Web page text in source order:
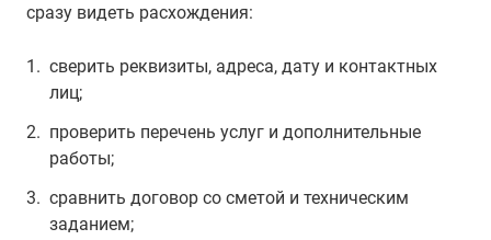
сразу видеть расхождения:
сверить реквизиты, адреса, дату и контактных
лиц;
проверить перечень услуг и дополнительные
работы;
сравнить договор со сметой и техническим
заданием;